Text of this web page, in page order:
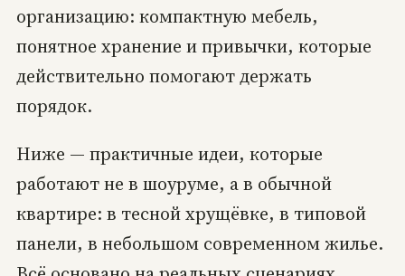
организацию: компактную мебель,
понятное хранение и привычки, которые
действительно помогают держать
порядок.
Ниже — практичные идеи, которые
работают не в шоуруме, а в обычной
квартире: в тесной хрущёвке, в типовой
панели, в небольшом современном жилье.